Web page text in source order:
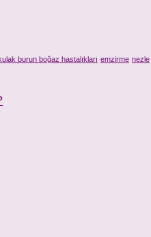
burun boğaz hastalıkları emzirme nezle